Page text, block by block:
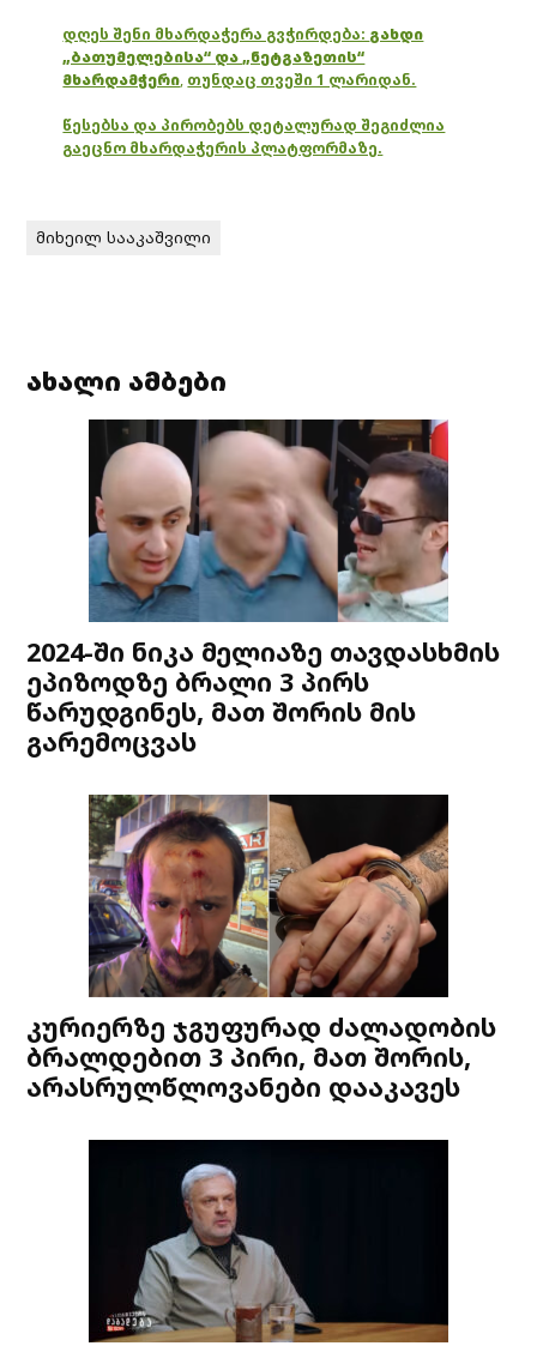
დღეს შენი მხარდაჭერა გვჭირდება: გახდი
„ბათუმელებისა“ და „ნეტგაზეთის“
მხარდამჭერი, თუნდაც თვეში 1 ლარიდან.
წესებსა და პირობებს დეტალურად შეგიძლია
გაეცნო მხარდაჭერის პლატფორმაზე.
მიხეილ სააკაშვილი
ახალი ამბები
2024-ში ნიკა მელიაზე თავდასხმის
ეპიზოდზე ბრალი 3 პირს
წარუდგინეს, მათ შორის მის
გარემოცვას
კურიერზე ჯგუფურად ძალადობის
ბრალდებით 3 პირი, მათ შორის,
არასრულწლოვანები დააკავეს